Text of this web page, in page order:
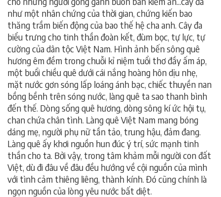
như một nhân chứng của thời gian, chứng kiến bao
thăng trầm biến động của bao thế hệ cha anh. Cây đa
biểu trưng cho tinh thần đoàn kết, đùm bọc, tự lực, tự
cường của dân tộc Việt Nam. Hình ảnh bến sông quê
hương êm đềm trong chuỗi kỉ niệm tuổi thơ đầy ấm áp,
một buổi chiều quê dưới cái nắng hoàng hôn dịu nhẹ,
mặt nước gơn sóng lấp loáng ánh bạc, chiếc thuyền nan
bồng bềnh trên sóng nước, làng quê ta sao thanh bình
đến thế. Dòng sống quê hương, dòng sông kí ức hội tụ,
chan chứa chân tình. Làng quê Việt Nam mang bóng
dáng mẹ, người phụ nữ tần tảo, trung hậu, đảm đang.
Làng quê ấy khơi nguồn hun đúc ý trí, sức mạnh tinh
thần cho ta. Bởi vậy, trong tâm khảm mỗi người con đất
Việt, dù đi đâu về đâu đều hướng về cội nguồn của mình
với tình cảm thiêng liêng, thành kính. Đó cũng chính là
ngọn nguồn của lòng yêu nước bất diệt.